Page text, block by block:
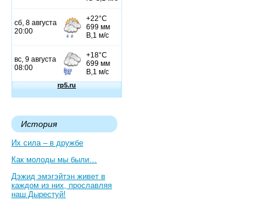
История
Их сила – в дружбе
Как молоды мы были…
Дэжид эмэгэйтэн живет в
каждом из них, прославляя
наш Дырестуй!